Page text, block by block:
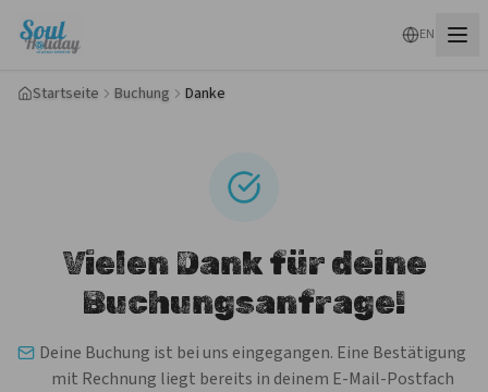
EN
Startseite Buchung Danke
Vielen Dank für deine
Buchungsanfrage!
Deine Buchung ist bei uns eingegangen. Eine Bestätigung
mit Rechnung liegt bereits in deinem E-Mail-Postfach